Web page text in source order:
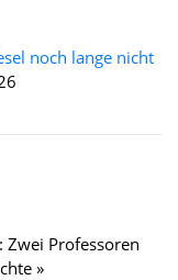
noch lange nicht
Zwei Professoren
»